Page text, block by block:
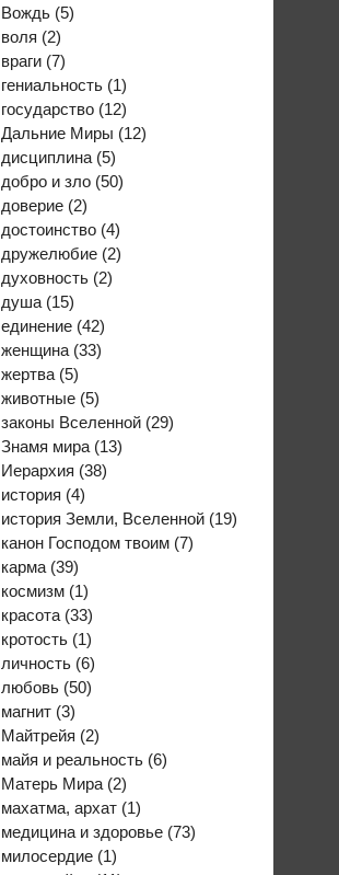
Вождь (5)
воля (2)
враги (7)
гениальность (1)
государство (12)
Дальние Миры (12)
дисциплина (5)
добро и зло (50)
доверие (2)
достоинство (4)
дружелюбие (2)
духовность (2)
душа (15)
единение (42)
женщина (33)
жертва (5)
животные (5)
законы Вселенной (29)
Знамя мира (13)
Иерархия (38)
история (4)
история Земли, Вселенной (19)
канон Господом твоим (7)
карма (39)
космизм (1)
красота (33)
кротость (1)
личность (6)
любовь (50)
магнит (3)
Майтрейя (2)
майя и реальность (6)
Матерь Мира (2)
махатма, архат (1)
медицина и здоровье (73)
милосердие (1)